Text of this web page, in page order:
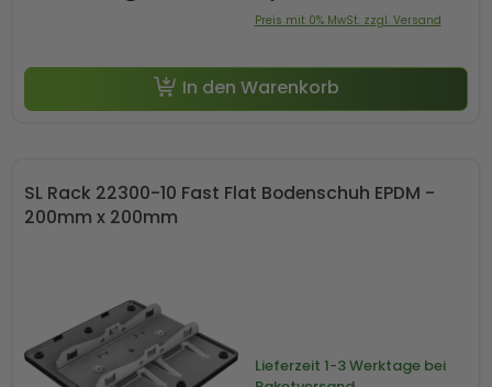
Preis mit 0% MwSt. zzgl. Versand
In den Warenkorb
SL Rack 22300-10 Fast Flat Bodenschuh EPDM -
200mm x 200mm
Lieferzeit 1-3 Werktage bei